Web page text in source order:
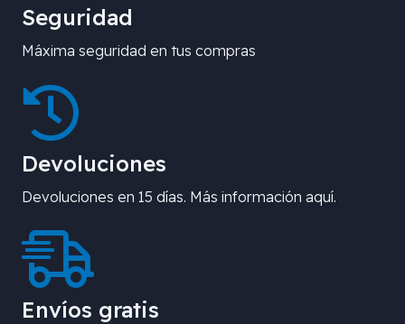
Seguridad
Máxima seguridad en tus compras
Devoluciones
Devoluciones en 15 días. Más información aquí.
Envíos gratis